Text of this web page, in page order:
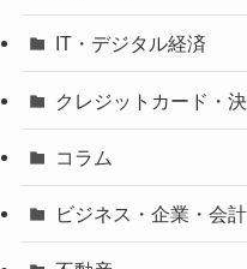
IT・デジタル経済
クレジットカード・
コラム
ビジネス・企業・会計